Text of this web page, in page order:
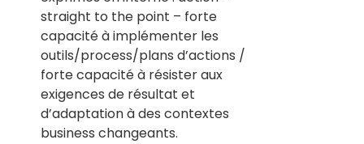
straight to the point – forte
capacité à implémenter les
outils/process/plans d’actions /
forte capacité à résister aux
exigences de résultat et
d’adaptation à des contextes
business changeants.